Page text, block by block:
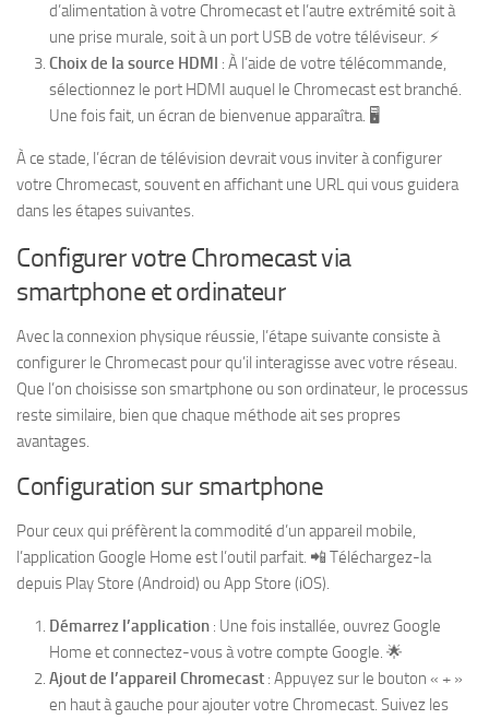
d’alimentation à votre Chromecast et l’autre extrémité soit à
une prise murale, soit à un port USB de votre téléviseur. ⚡
Choix de la source HDMI : À l’aide de votre télécommande,
sélectionnez le port HDMI auquel le Chromecast est branché.
Une fois fait, un écran de bienvenue apparaîtra. 🖥️
À ce stade, l’écran de télévision devrait vous inviter à configurer
votre Chromecast, souvent en affichant une URL qui vous guidera
dans les étapes suivantes.
Configurer votre Chromecast via
smartphone et ordinateur
Avec la connexion physique réussie, l’étape suivante consiste à
configurer le Chromecast pour qu’il interagisse avec votre réseau.
Que l’on choisisse son smartphone ou son ordinateur, le processus
reste similaire, bien que chaque méthode ait ses propres
avantages.
Configuration sur smartphone
Pour ceux qui préfèrent la commodité d’un appareil mobile,
l’application Google Home est l’outil parfait. 📲 Téléchargez-la
depuis Play Store (Android) ou App Store (iOS).
Démarrez l’application : Une fois installée, ouvrez Google
Home et connectez-vous à votre compte Google. 🌟
Ajout de l’appareil Chromecast : Appuyez sur le bouton « + »
en haut à gauche pour ajouter votre Chromecast. Suivez les